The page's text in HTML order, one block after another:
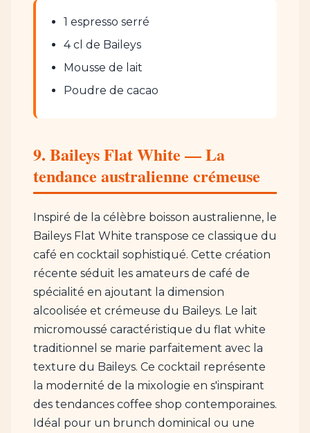
1 espresso serré
4 cl de Baileys
Mousse de lait
Poudre de cacao
9. Baileys Flat White — La
tendance australienne crémeuse
Inspiré de la célèbre boisson australienne, le
Baileys Flat White transpose ce classique du
café en cocktail sophistiqué. Cette création
récente séduit les amateurs de café de
spécialité en ajoutant la dimension
alcoolisée et crémeuse du Baileys. Le lait
micromoussé caractéristique du flat white
traditionnel se marie parfaitement avec la
texture du Baileys. Ce cocktail représente
la modernité de la mixologie en s'inspirant
des tendances coffee shop contemporaines.
Idéal pour un brunch dominical ou une